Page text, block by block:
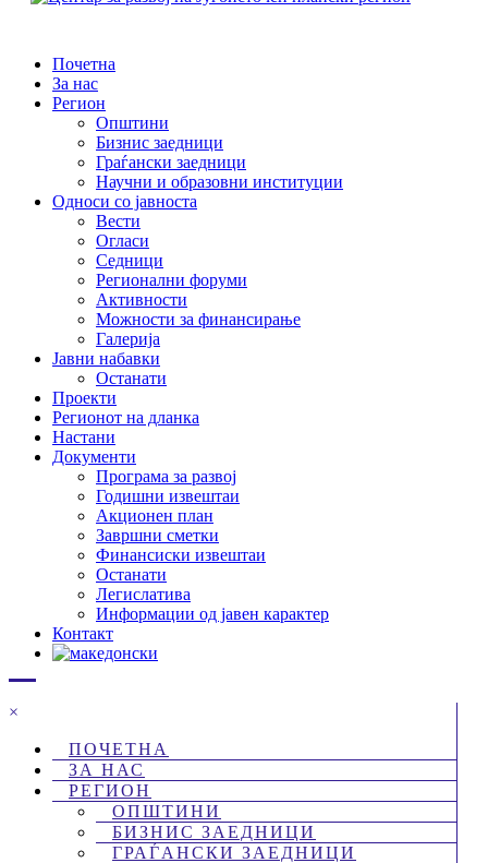
Почетна
За нас
Регион
Општини
Бизнис заедници
Граѓански заедници
Научни и образовни институции
Односи со јавноста
Вести
Огласи
Седници
Регионални форуми
Активности
Можности за финансирање
Галерија
Јавни набавки
Останати
Проекти
Регионот на дланка
Настани
Документи
Програма за развој
Годишни извештаи
Акционен план
Завршни сметки
Финансиски извештаи
Останати
Легислатива
Информации од јавен карактер
Контакт
×
ПОЧЕТНА
ЗА НАС
РЕГИОН
ОПШТИНИ
БИЗНИС ЗАЕДНИЦИ
ГРАЃАНСКИ ЗАЕДНИЦИ